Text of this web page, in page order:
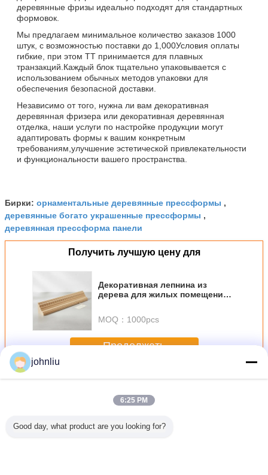
деревянные фризы идеально подходят для стандартных
формовок.
Мы предлагаем минимальное количество заказов 1000
штук, с возможностью поставки до 1,000Условия оплаты
гибкие, при этом TT принимается для плавных
транзакций.Каждый блок тщательно упаковывается с
использованием обычных методов упаковки для
обеспечения безопасной доставки.
Независимо от того, нужна ли вам декоративная
деревянная фризера или декоративная деревянная
отделка, наши услуги по настройке продукции могут
адаптировать формы к вашим конкретным
требованиям,улучшение эстетической привлекательности
и функциональности вашего пространства.
Бирки: орнаментальные деревянные прессформы ,
деревянные богато украшенные прессформы ,
деревянная прессформа панели
Получить лучшую цену для
Декоративная лепнина из
дерева для жилых помещений
внутренней деревянной
архитектурных деталей.
MOQ： 1000pcs
Продолжать
БольшеДекоративные деревянные прессформы
johnliu
6:25 PM
Good day, what product are you looking for?